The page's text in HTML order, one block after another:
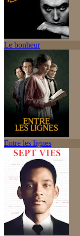
Le bonheur
Entre les lignes